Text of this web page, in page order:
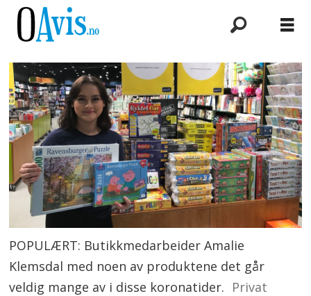
POPULÆRT: Butikkmedarbeider Amalie
Klemsdal med noen av produktene det går
veldig mange av i disse koronatider. Privat